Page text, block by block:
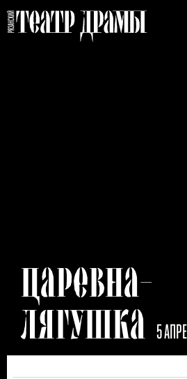
ЦАРЕВНА-
ЛЯГУШКА 5